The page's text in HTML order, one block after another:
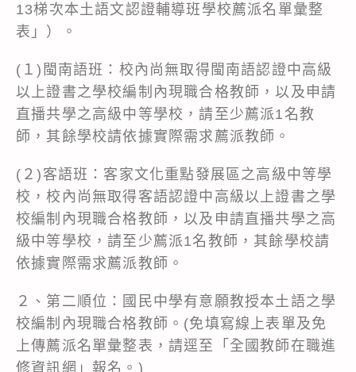
13梯次本土語文認證輔導班學校薦派名單彙整
表」）。
(１)閩南語班：校內尚無取得閩南語認證中高級
以上證書之學校編制內現職合格教師，以及申請
直播共學之高級中等學校，請至少薦派1名教
師，其餘學校請依據實際需求薦派教師。
(２)客語班：客家文化重點發展區之高級中等學
校，校內尚無取得客語認證中高級以上證書之學
校編制內現職合格教師，以及申請直播共學之高
級中等學校，請至少薦派1名教師，其餘學校請
依據實際需求薦派教師。
２、第二順位：國民中學有意願教授本土語之學
校編制內現職合格教師。(免填寫線上表單及免
上傳薦派名單彙整表，請逕至「全國教師在職進
修資訊網」報名。)